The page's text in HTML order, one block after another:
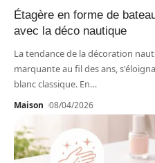
Étagère en forme de
avec la déco nautique
La tendance de la décoration
marquante au fil des ans,
blanc classique. En…
Maison 08/04/2026